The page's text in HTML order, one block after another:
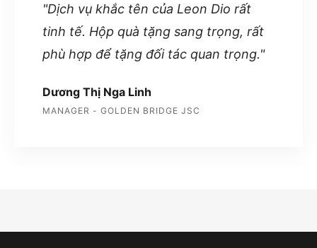
"Dịch vụ khắc tên của Leon Dio rất
tinh tế. Hộp quà tặng sang trọng, rất
phù hợp để tặng đối tác quan trọng."
Dương Thị Nga Linh
MANAGER - GOLDEN BRIDGE JSC